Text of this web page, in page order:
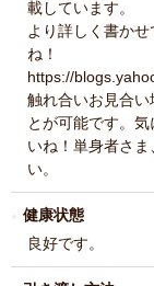
載しています。
より詳しく書か
ね！
https://
触れ合いお見合い
とが可能です。
いね！単身者さ
い。
健康状態
良好です。